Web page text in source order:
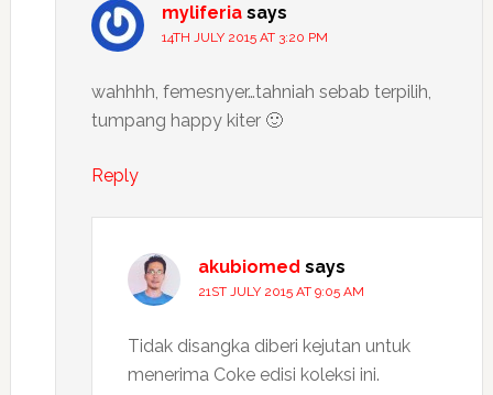
myliferia says
14TH JULY 2015 AT 3:20 PM
wahhhh, femesnyer…tahniah sebab terpilih,
tumpang happy kiter 🙂
Reply
akubiomed says
21ST JULY 2015 AT 9:05 AM
Tidak disangka diberi kejutan untuk
menerima Coke edisi koleksi ini.